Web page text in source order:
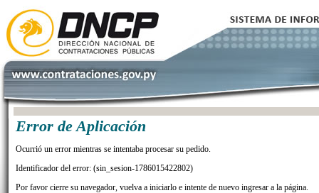
Error de Aplicación
Ocurrió un error mientras se intentaba procesar su pedido.
Identificador del error: (sin_sesion-1786015422802)
Por favor cierre su navegador, vuelva a iniciarlo e intente de nuevo ingresar a la página.